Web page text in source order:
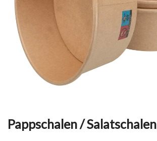
Pappschalen / Salatschalen